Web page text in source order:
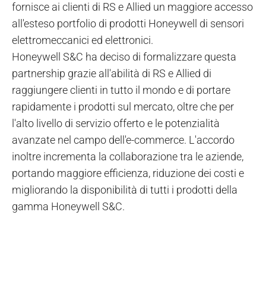
fornisce ai clienti di RS e Allied un maggiore accesso
all'esteso portfolio di prodotti Honeywell di sensori
elettromeccanici ed elettronici.
Honeywell S&C ha deciso di formalizzare questa
partnership grazie all'abilità di RS e Allied di
raggiungere clienti in tutto il mondo e di portare
rapidamente i prodotti sul mercato, oltre che per
l'alto livello di servizio offerto e le potenzialità
avanzate nel campo dell'e-commerce. L'accordo
inoltre incrementa la collaborazione tra le aziende,
portando maggiore efficienza, riduzione dei costi e
migliorando la disponibilità di tutti i prodotti della
gamma Honeywell S&C.